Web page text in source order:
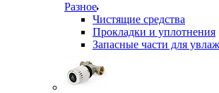
Разное
Чистящие средства
Прокладки и уплотнения
Запасные части для